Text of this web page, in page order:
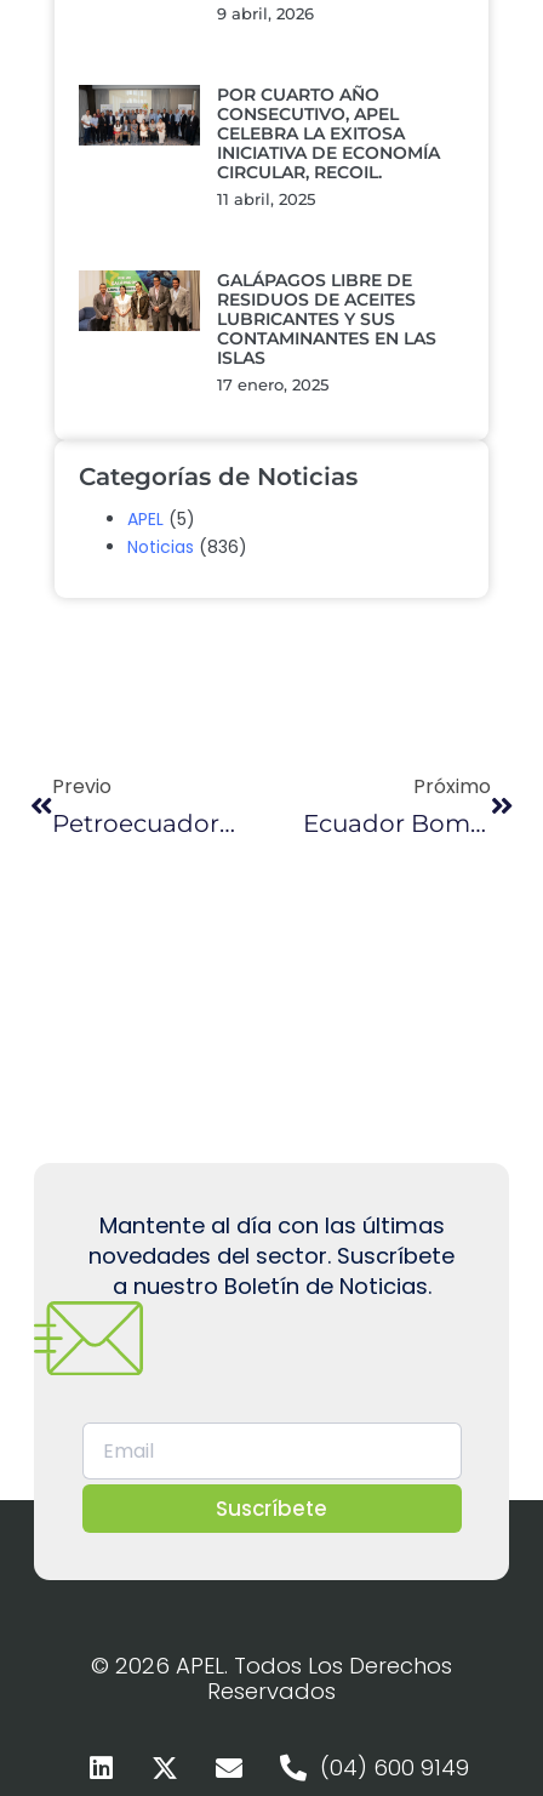
9 abril, 2026
POR CUARTO AÑO
CONSECUTIVO, APEL
CELEBRA LA EXITOSA
INICIATIVA DE ECONOMÍA
CIRCULAR, RECOIL.
11 abril, 2025
GALÁPAGOS LIBRE DE
RESIDUOS DE ACEITES
LUBRICANTES Y SUS
CONTAMINANTES EN LAS
ISLAS
17 enero, 2025
Categorías de Noticias
APEL (5)
Noticias (836)
Previo
Petroecuador Desmiente Desabastecimiento De Gasolina En El País
Próximo
Ecuador Bombeará Crudo Por Oleoducto Peruano
Mantente al día con las últimas
novedades del sector. Suscríbete
a nuestro Boletín de Noticias.
Suscríbete
© 2026 APEL. Todos Los Derechos
Reservados
(04) 600 9149